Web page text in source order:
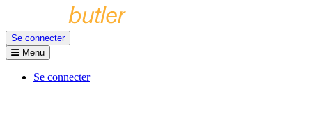
Se connecter
Menu
Se connecter